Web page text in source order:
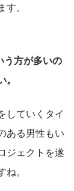
。
う方が多いの
していくタイ
ある男性もい
ジェクトを遂
。